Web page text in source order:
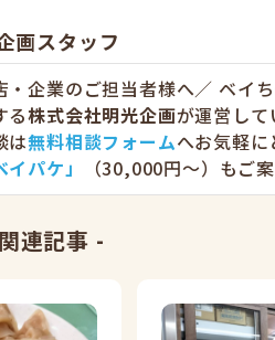
画スタッフ
・企業のご担当者様へ／ ベイ
る株式会社明光企画が運営して
は無料相談フォームへお気軽
イパケ」 （30,000円〜）もご
連記事 -